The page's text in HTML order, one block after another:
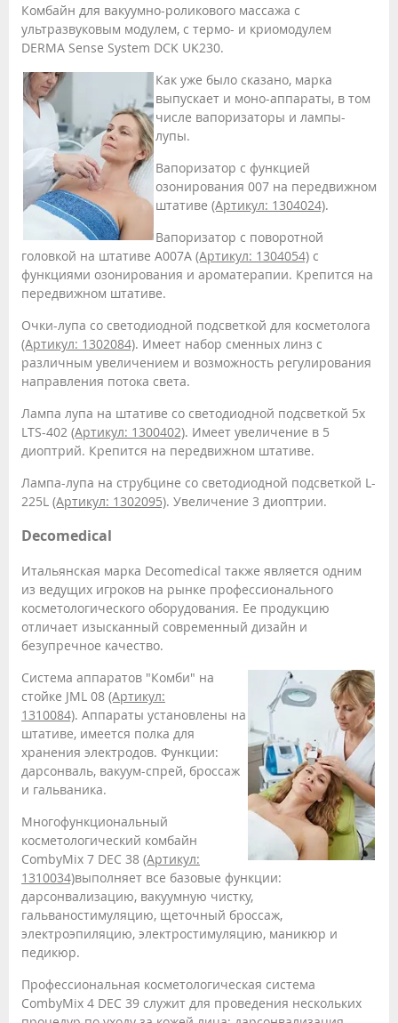
Комбайн для вакуумно-роликового массажа с
ультразвуковым модулем, с термо- и криомодулем
DERMA Sense System DCK UK230.
Как уже было сказано, марка
выпускает и моно-аппараты, в том
числе вапоризаторы и лампы-
лупы.
Вапоризатор с функцией
озонирования 007 на передвижном
штативе (Артикул: 1304024).
Вапоризатор с поворотной
головкой на штативе A007A (Артикул: 1304054) с
функциями озонирования и ароматерапии. Крепится на
передвижном штативе.
Очки-лупа со светодиодной подсветкой для косметолога
(Артикул: 1302084). Имеет набор сменных линз с
различным увеличением и возможность регулирования
направления потока света.
Лампа лупа на штативе со светодиодной подсветкой 5х
LTS-402 (Артикул: 1300402). Имеет увеличение в 5
диоптрий. Крепится на передвижном штативе.
Лампа-лупа на струбцине со светодиодной подсветкой L-
225L (Артикул: 1302095). Увеличение 3 диоптрии.
Decomedical
Итальянская марка Decomedical также является одним
из ведущих игроков на рынке профессионального
косметологического оборудования. Ее продукцию
отличает изысканный современный дизайн и
безупречное качество.
Система аппаратов "Комби" на
стойке JML 08 (Артикул:
1310084). Аппараты установлены на
штативе, имеется полка для
хранения электродов. Функции:
дарсонваль, вакуум-спрей, броссаж
и гальваника.
Многофункциональный
косметологический комбайн
CombyMix 7 DEC 38 (Артикул:
1310034)выполняет все базовые функции:
дарсонвализацию, вакуумную чистку,
гальваностимуляцию, щеточный броссаж,
электроэпиляцию, электростимуляцию, маникюр и
педикюр.
Профессиональная косметологическая система
CombyMix 4 DEC 39 служит для проведения нескольких